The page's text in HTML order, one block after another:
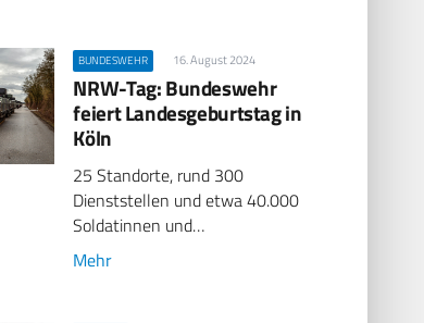
BUNDESWEHR 16. August 2024
NRW-Tag: Bundeswehr
feiert Landesgeburtstag in
Köln
25 Standorte, rund 300
Dienststellen und etwa 40.000
Soldatinnen und…
Mehr